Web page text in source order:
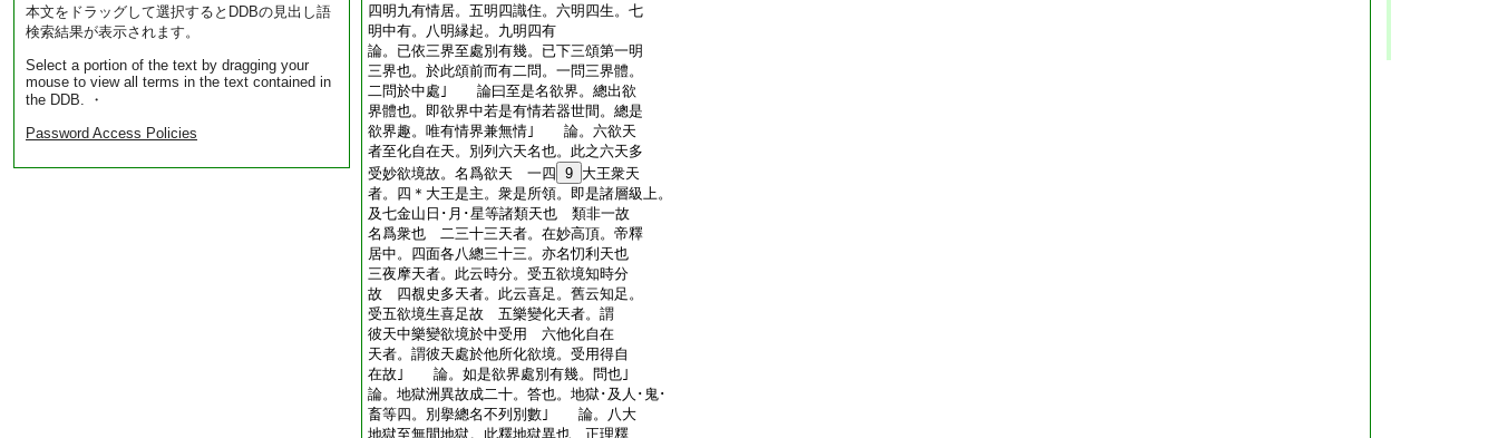
本文をドラッグして選択するとDDBの見出し語
検索結果が表示されます。
Select a portion of the text by dragging your
mouse to view all terms in the text contained in
the DDB. ・
Password Access Policies
四明九有情居。五明四識住。六明四生。七
明中有。八明縁起。九明四有
論。已依三界至處別有幾。已下三頌第一明
三界也。於此頌前而有二問。一問三界體。
二問於中處｣ 論曰至是名欲界。總出欲
界體也。即欲界中若是有情若器世間。總是
欲界趣。唯有情界兼無情｣ 論。六欲天
者至化自在天。別列六天名也。此之六天多
受妙欲境故。名爲欲天 一四 9 大王衆天
者。四＊大王是主。衆是所領。即是諸層級上。
及七金山日･月･星等諸類天也 類非一故
名爲衆也 二三十三天者。在妙高頂。帝釋
居中。四面各八總三十三。亦名忉利天也
三夜摩天者。此云時分。受五欲境知時分
故 四覩史多天者。此云喜足。舊云知足。
受五欲境生喜足故 五樂變化天者。謂
彼天中樂變欲境於中受用 六他化自在
天者。謂彼天處於他所化欲境。受用得自
在故｣ 論。如是欲界處別有幾。問也｣
論。地獄洲異故成二十。答也。地獄･及人･鬼･
畜等四。別擧總名不列別數｣ 論。八大
地獄至無間地獄。此釋地獄異也 正理釋